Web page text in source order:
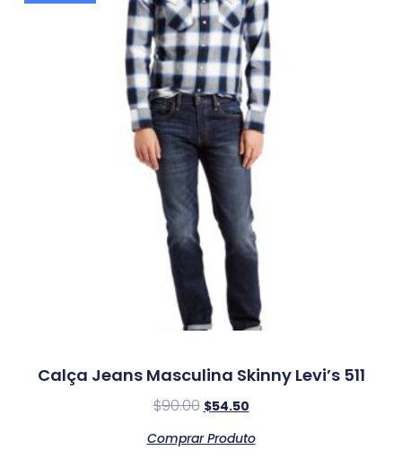
Calça Jeans Masculina Skinny Levi’s 511
$90.00 $54.50
Comprar Produto